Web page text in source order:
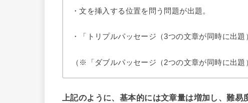
・文を挿入する位置を問う問題が出題。
・「トリプルパッセージ（3つの文章が同時に出
（※「ダブルパッセージ（2つの文章が同時に出題
上記のように、基本的には文章量は増加し、難易